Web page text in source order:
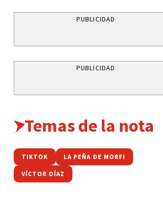
PUBLICIDAD
PUBLICIDAD
Temas de la nota
TIKTOK LA PEÑA DE MORFI
VÍCTOR DÍAZ